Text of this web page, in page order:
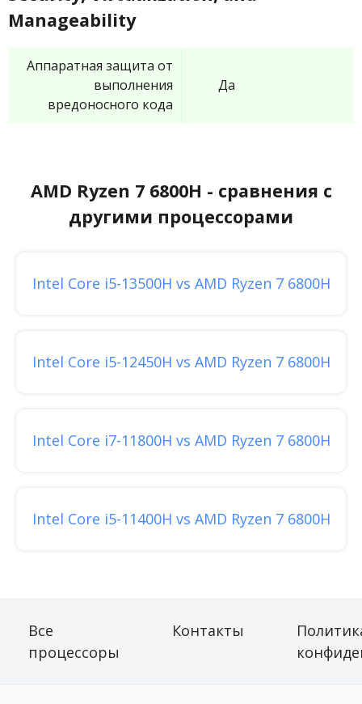
Manageability
Аппаратная защита от
выполнения
вредоносного кода
Да
AMD Ryzen 7 6800H - сравнения с
другими процессорами
Intel Core i5-13500H vs AMD Ryzen 7 6800H
Intel Core i5-12450H vs AMD Ryzen 7 6800H
Intel Core i7-11800H vs AMD Ryzen 7 6800H
Intel Core i5-11400H vs AMD Ryzen 7 6800H
Все
процессоры
Контакты